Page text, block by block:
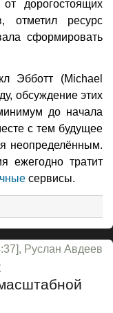
дорогостоящих
отметил ресурс
сформировать
Эбботт (Michael
обсуждение этих
до начала
с тем будущее
неопределённым.
ежегодно тратит
сервисы.
Руслан Авдеев